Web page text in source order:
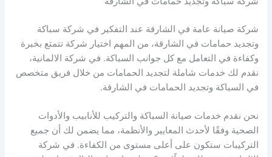
شركة صيانة عامة في الشارقة عند التفكير في شركة سباكة
وتجديد حمامات في الشارقة، من المهم اختيار شركة تتمتع بخبرة
وكفاءة في التعامل مع كل جوانب السباكة. في شركة الالمانية،
نقدم لك خدمات شاملة لتجديد الحمامات من خلال فريق متخصص
في السباكة وتجديد الحمامات في الشارقة.
نحن نقدم خدمات صيانة السباكة والتركيب للأنابيب والأدوات
الصحية وفقًا لأحدث المعايير والأنظمة، مما يضمن لك أن جميع
التركيبات ستكون على أعلى مستوى من الكفاءة. في شركة